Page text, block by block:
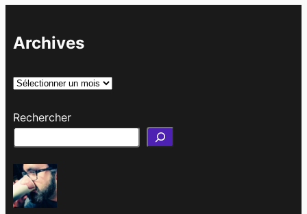
Archives
A
c
e
Rechercher